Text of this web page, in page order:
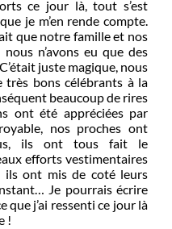
ce jour là, tout s’est
je m’en rende compte.
que notre famille et nos
n’avons eu que des
juste magique, nous
très bons célébrants à la
beaucoup de rires
ont été appréciées par
nos proches ont
ils ont tous fait le
efforts vestimentaires
ils ont mis de coté leurs
Je pourrais écrire
que j’ai ressenti ce jour là
!